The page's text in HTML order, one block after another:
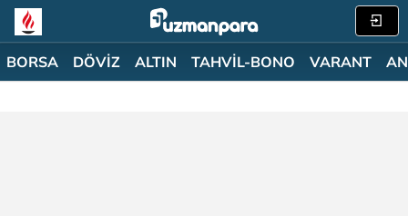
BORSA DÖVİZ ALTIN TAHVİL-BONO VARANT